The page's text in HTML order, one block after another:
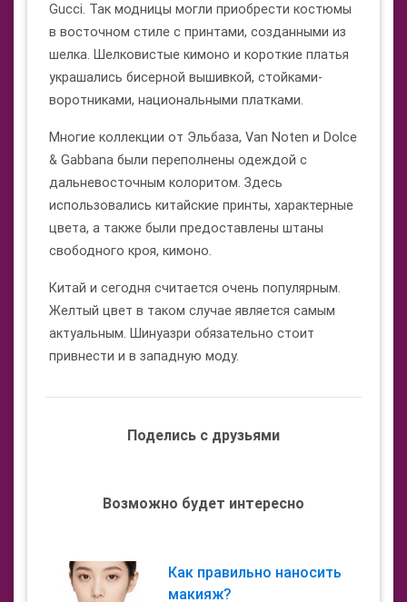
Gucci. Так модницы могли приобрести костюмы
в восточном стиле с принтами, созданными из
шелка. Шелковистые кимоно и короткие платья
украшались бисерной вышивкой, стойками-
воротниками, национальными платками.
Многие коллекции от Эльбаза, Van Noten и Dolce
& Gabbana были переполнены одеждой с
дальневосточным колоритом. Здесь
использовались китайские принты, характерные
цвета, а также были предоставлены штаны
свободного кроя, кимоно.
Китай и сегодня считается очень популярным.
Желтый цвет в таком случае является самым
актуальным. Шинуазри обязательно стоит
привнести и в западную моду.
Поделись с друзьями
Возможно будет интересно
Как правильно наносить
макияж?